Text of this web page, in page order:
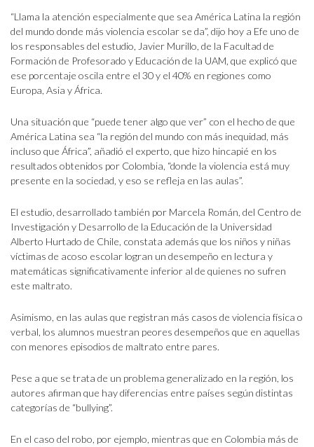
“Llama la atención especialmente que sea América Latina la región
del mundo donde más violencia escolar se da”, dijo hoy a Efe uno de
los responsables del estudio, Javier Murillo, de la Facultad de
Formación de Profesorado y Educación de la UAM, que explicó que
ese porcentaje oscila entre el 30 y el 40% en regiones como
Europa, Asia y África.
Una situación que “puede tener algo que ver” con el hecho de que
América Latina sea “la región del mundo con más inequidad, más
incluso que África”, añadió el experto, que hizo hincapié en los
resultados obtenidos por Colombia, “donde la violencia está muy
presente en la sociedad, y eso se refleja en las aulas”.
El estudio, desarrollado también por Marcela Román, del Centro de
Investigación y Desarrollo de la Educación de la Universidad
Alberto Hurtado de Chile, constata además que los niños y niñas
víctimas de acoso escolar logran un desempeño en lectura y
matemáticas significativamente inferior al de quienes no sufren
este maltrato.
Asimismo, en las aulas que registran más casos de violencia física o
verbal, los alumnos muestran peores desempeños que en aquellas
con menores episodios de maltrato entre pares.
Pese a que se trata de un problema generalizado en la región, los
autores afirman que hay diferencias entre países según distintas
categorías de “bullying”.
En el caso del robo, por ejemplo, mientras que en Colombia más de